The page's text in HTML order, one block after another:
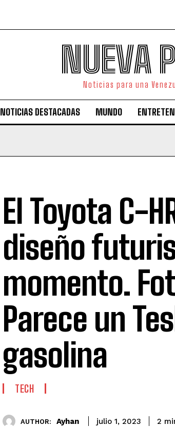
NUEVA
Noticias para una
NOTICIAS DESTACADAS MUNDO
El Toyota C-
diseño
momento.
Parece un
gasolina
TECH
AUTHOR: Ayhan julio 1, 2023 2